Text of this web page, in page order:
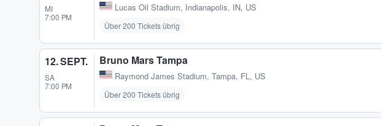
MI
7:00 PM
Lucas Oil Stadium, Indianapolis, IN, US
Über 200 Tickets übrig
12. SEPT.
SA
7:00 PM
Bruno Mars Tampa
Raymond James Stadium, Tampa, FL, US
Über 200 Tickets übrig